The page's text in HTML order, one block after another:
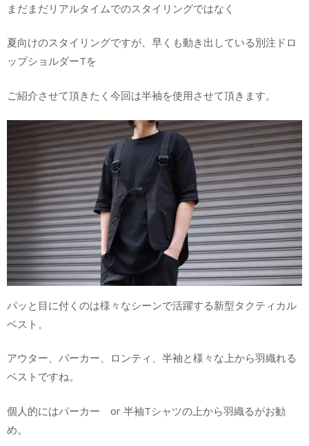
まだまだリアルタイムでのスタイリングではなく
夏向けのスタイリングですが、早くも動き出している別注ドロ
ップショルダーTを
ご紹介させて頂きたく今回は半袖を使用させて頂きます。
パッと目に付くのは様々なシーンで活躍する新型タクティカル
ベスト。
アウター、パーカー、ロンティ、半袖と様々な上から羽織れる
ベストですね。
個人的にはパーカー or 半袖Tシャツの上から羽織るがお勧
め。